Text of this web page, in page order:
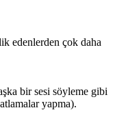
edenlerden çok daha
bir sesi söyleme gibi
yapma).